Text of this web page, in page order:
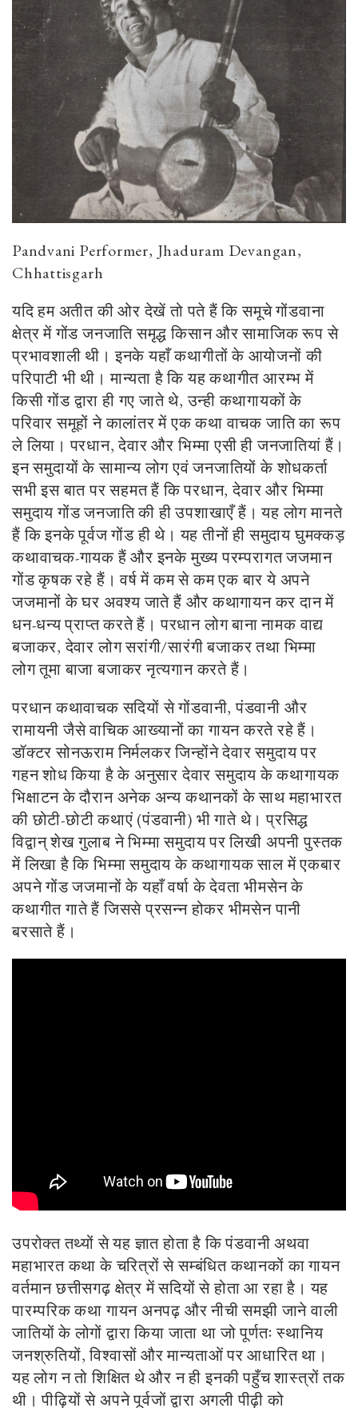
Pandvani Performer, Jhaduram Devangan,
Chhattisgarh
यदि हम अतीत की ओर देखें तो पते हैं कि समूचे गोंडवाना
क्षेत्र में गोंड जनजाति समृद्ध किसान और सामाजिक रूप से
प्रभावशाली थी। इनके यहाँ कथागीतों के आयोजनों की
परिपाटी भी थी। मान्यता है कि यह कथागीत आरम्भ में
किसी गोंड द्वारा ही गए जाते थे, उन्ही कथागायकों के
परिवार समूहों ने कालांतर में एक कथा वाचक जाति का रूप
ले लिया। परधान, देवार और भिम्मा एसी ही जनजातियां हैं।
इन समुदायों के सामान्य लोग एवं जनजातियों के शोधकर्ता
सभी इस बात पर सहमत हैं कि परधान, देवार और भिम्मा
समुदाय गोंड जनजाति की ही उपशाखाएँ हैं। यह लोग मानते
हैं कि इनके पूर्वज गोंड ही थे। यह तीनों ही समुदाय घुमक्कड़
कथावाचक-गायक हैं और इनके मुख्य परम्परागत जजमान
गोंड कृषक रहे हैं। वर्ष में कम से कम एक बार ये अपने
जजमानों के घर अवश्य जाते हैं और कथागायन कर दान में
धन-धन्य प्राप्त करते हैं। परधान लोग बाना नामक वाद्य
बजाकर, देवार लोग सरांगी/सारंगी बजाकर तथा भिम्मा
लोग तूमा बाजा बजाकर नृत्यगान करते हैं।
परधान कथावाचक सदियों से गोंडवानी, पंडवानी और
रामायनी जैसे वाचिक आख्यानों का गायन करतेरहे हैं।
डॉक्टर सोनऊराम निर्मलकर जिन्होंने देवार समुदाय पर
गहन शोध किया है के अनुसार देवार समुदाय के कथागायक
भिक्षाटन के दौरान अनेक अन्य कथानकों के साथ महाभारत
की छोटी-छोटी कथाएं (पंडवानी) भी गाते थे। प्रसिद्ध
विद्वान् शेख गुलाब ने भिम्मा समुदाय पर लिखी अपनी पुस्तक
में लिखा है कि भिम्मा समुदाय के कथागायक साल में एकबार
अपने गोंड जजमानों के यहाँ वर्षा के देवता भीमसेन के
कथागीत गाते हैं जिससे प्रसन्न होकर भीमसेन पानी
बरसाते हैं।
उपरोक्त तथ्यों से यह ज्ञात होता है कि पंडवानी अथवा
महाभारत कथा के चरित्रों से सम्बंधित कथानकों का गायन
वर्तमान छत्तीसगढ़ क्षेत्र में सदियों से होता आ रहा है। यह
पारम्परिक कथा गायन अनपढ़ और नीची समझी जाने वाली
जातियों के लोगों द्वारा किया जाता था जो पूर्णतः स्थानिय
जनश्रुतियों, विश्वासों और मान्यताओं पर आधारित था।
यह लोग न तो शिक्षित थे और न ही इनकी पहुँच शास्त्रों तक
थी। पीढ़ियों से अपने पूर्वजों द्वारा अगली पीढ़ी को